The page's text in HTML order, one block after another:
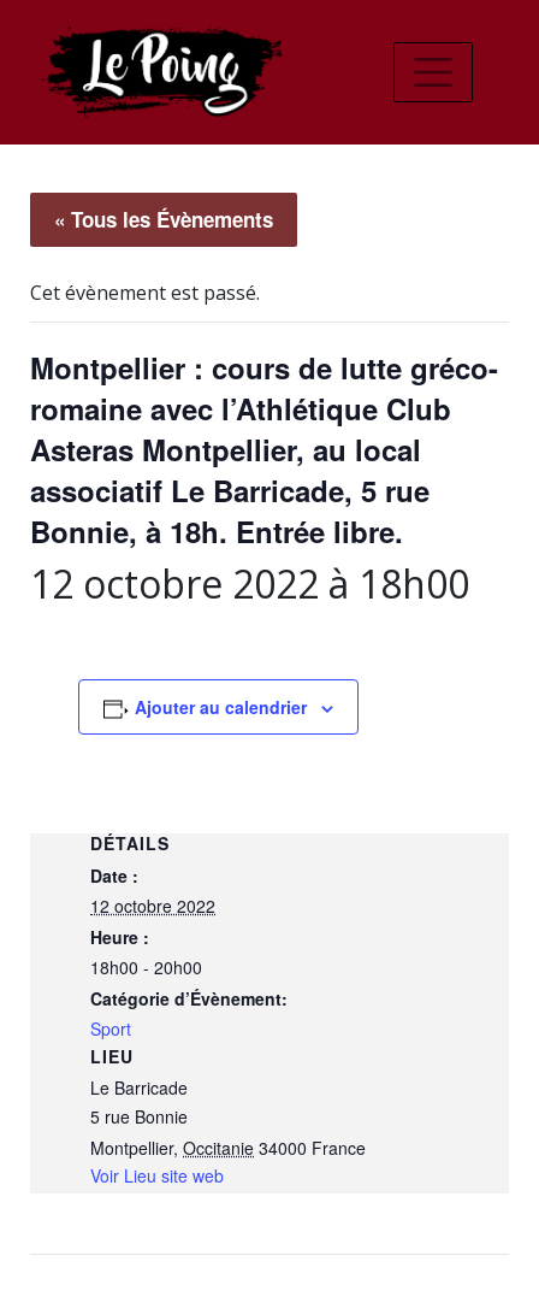
« Tous les Évènements
Cet évènement est passé.
Montpellier : cours de lutte gréco-
romaine avec l’Athlétique Club
Asteras Montpellier, au local
associatif Le Barricade, 5 rue
Bonnie, à 18h. Entrée libre.
12 octobre 2022 à 18h00
Ajouter au calendrier
DÉTAILS
Date :
12 octobre 2022
Heure :
18h00 - 20h00
Catégorie d’Évènement:
Sport
LIEU
Le Barricade
5 rue Bonnie
Montpellier, Occitanie 34000 France
Voir Lieu site web